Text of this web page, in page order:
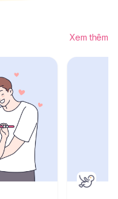
Xem thêm